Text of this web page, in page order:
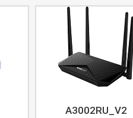
A3002RU_V2